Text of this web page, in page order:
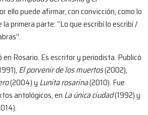
ello puede afirmar, con convicción, como lo
primera parte: “Lo que escribí lo escribí /
Rosario. Es escritor y periodista. Publicó
El porvenir de los muertos(2002),
(2004) y Lunita rosarina(2010). Fue
antológicos, en La única ciudad(1992) y